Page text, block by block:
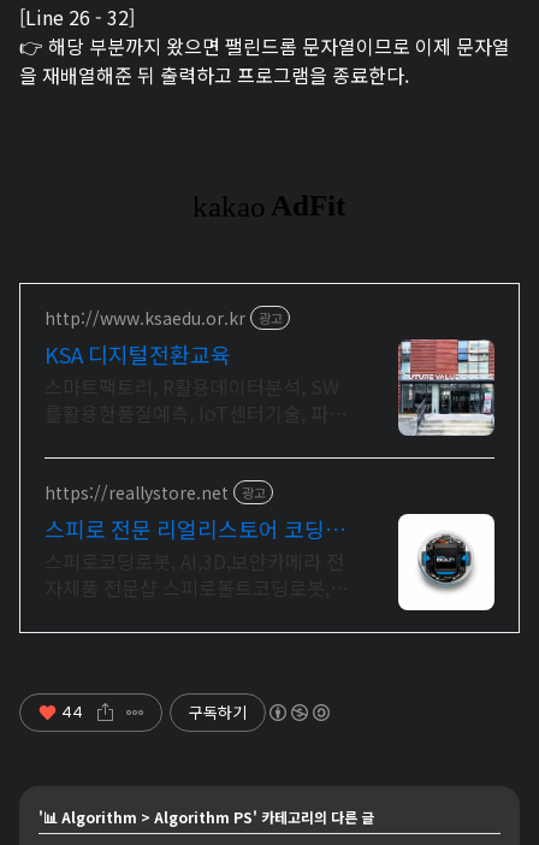
[Line 26 - 32]
👉 해당 부분까지 왔으면 팰린드롬 문자열이므로 이제 문자열
을 재배열해준 뒤 출력하고 프로그램을 종료한다.
http://www.ksaedu.or.kr 광고
KSA 디지털전환교육
https://reallystore.net 광고
스피로 전문 리얼리스토어 코딩교
로 전문몰
44 구독하기
'📊 Algorithm > Algorithm PS' 카테고리의 다른 글